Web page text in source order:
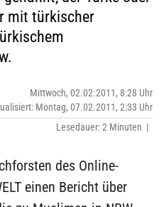
mit türkischer
Mittwoch, 02.02.2011, 8:28 Uhr
Montag, 07.02.2011, 2:33 Uhr
Lesedauer: 2 Minuten |
des Online-
einen Bericht über